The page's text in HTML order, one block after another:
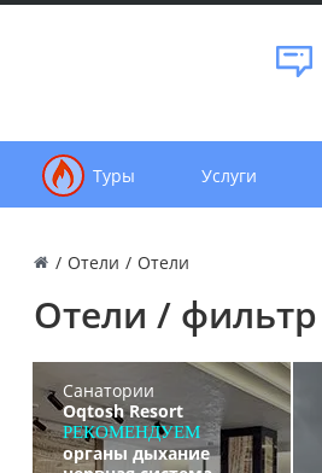
Туры Услуги
/ Отели / Отели
Отели / фильтр
Санатории
Oqtosh Resort
РЕКОМЕНДУЕМ
органы дыхание